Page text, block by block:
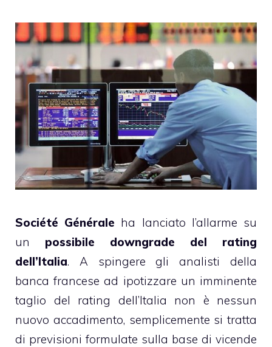
Société Générale ha lanciato l’allarme su
un possibile downgrade del rating
dell’Italia. A spingere gli analisti della
banca francese ad ipotizzare un imminente
taglio del rating dell’Italia non è nessun
nuovo accadimento, semplicemente si tratta
di previsioni formulate sulla base di vicende